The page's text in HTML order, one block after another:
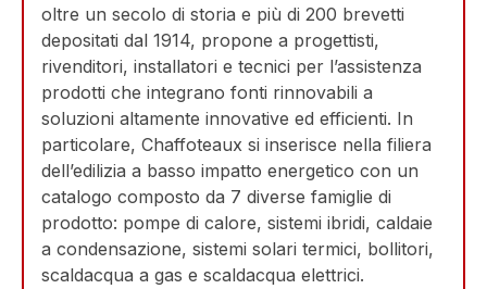
oltre un secolo di storia e più di 200 brevetti
depositati dal 1914, propone a progettisti,
rivenditori, installatori e tecnici per l’assistenza
prodotti che integrano fonti rinnovabili a
soluzioni altamente innovative ed efficienti. In
particolare, Chaffoteaux si inserisce nella filiera
dell’edilizia a basso impatto energetico con un
catalogo composto da 7 diverse famiglie di
prodotto: pompe di calore, sistemi ibridi, caldaie
a condensazione, sistemi solari termici, bollitori,
scaldacqua a gas e scaldacqua elettrici.